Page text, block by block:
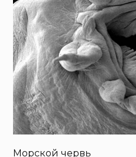
Морской червь